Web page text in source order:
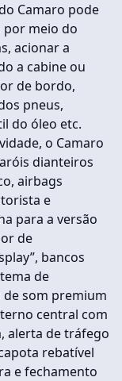
Camaro pode
por meio do
acionar a
a cabine ou
de bordo,
pneus,
do óleo etc.
o Camaro
dianteiros
airbags
e
para a versão
de
bancos
de
som premium
central com
alerta de tráfego
rebatível
e fechamento